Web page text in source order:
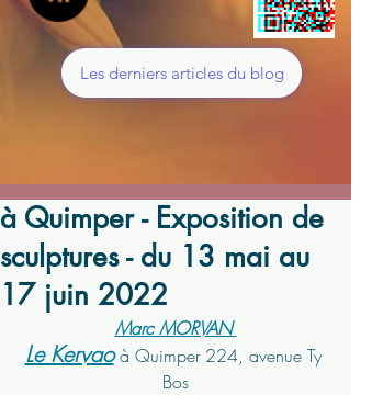
Les derniers articles du blog
à Quimper - Exposition de
sculptures - du 13 mai au
17 juin 2022
Marc MORVAN
Le Kervao à Quimper 224, avenue Ty
Bos